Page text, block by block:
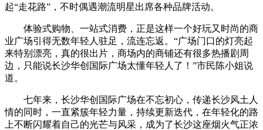
起“走花路”，不时偶遇潮流明星出席各种品牌活动。
体验式购物、一站式消费，正是这样一个好玩又时尚的商
业广场引得无数年轻人驻足，流连忘返。“广场门口的灯亮起
来特别漂亮，真的很出片，商场内的商铺还有很多热播剧周
边，只能说长沙华创国际广场太懂年轻人了！”市民陈小姐说
道。
七年来，长沙华创国际广场在不忘初心，传递长沙风土人
情的同时，一直紧簇年轻力量，持续更新迭代，在年轻化的路
上不断闪耀着自己的光芒与风采，成为了长沙这座烟火气正浓